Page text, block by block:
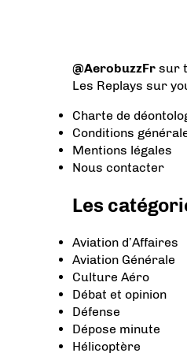
@AerobuzzFr sur
Les Replays sur
Charte de
Conditions
Mentions légales
Nous contacter
Les
Aviation d’Affaires
Aviation Générale
Culture Aéro
Débat et opinion
Défense
Dépose minute
Hélicoptère